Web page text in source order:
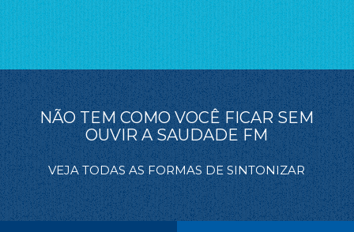
NÃO TEM COMO VOCÊ FICAR SEM
OUVIR A SAUDADE FM
VEJA TODAS AS FORMAS DE SINTONIZAR